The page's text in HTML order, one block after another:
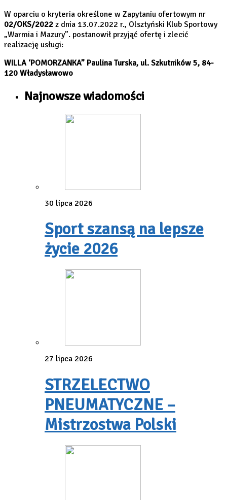
W oparciu o kryteria określone w Zapytaniu ofertowym nr
02/OKS/2022 z dnia 13.07.2022 r., Olsztyński Klub Sportowy
„Warmia i Mazury”. postanowił przyjąć ofertę i zlecić
realizację usługi:
WILLA ‘POMORZANKA” Paulina Turska, ul. Szkutników 5, 84-
120 Władysławowo
Najnowsze wiadomości
30 lipca 2026
Sport szansą na lepsze
życie 2026
27 lipca 2026
STRZELECTWO
PNEUMATYCZNE –
Mistrzostwa Polski